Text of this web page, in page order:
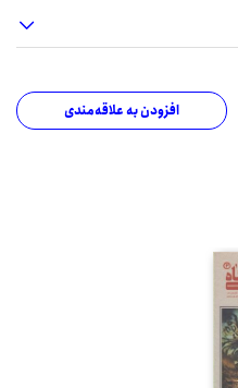
افزودن به علاقه‌مندی